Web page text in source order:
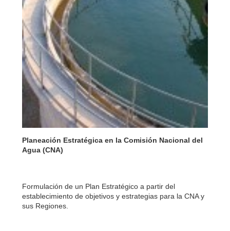
Planeación Estratégica en la Comisión Nacional del
Agua (CNA)
Formulación de un Plan Estratégico a partir del
establecimiento de objetivos y estrategias para la CNA y
sus Regiones.